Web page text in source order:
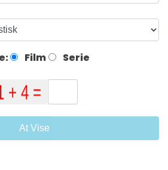
Film Serie
At Vise